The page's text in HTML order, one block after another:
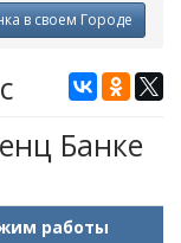
в своем Городе
Банке
работы